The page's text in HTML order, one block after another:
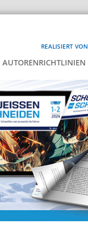
REALISIERT VON
AUTORENRICHTLINIEN